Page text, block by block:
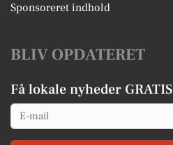
Sponsoreret indhold
BLIV OPDATERET
Få lokale nyheder GRATIS
Email